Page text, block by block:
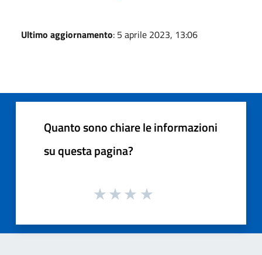
Ultimo aggiornamento: 5 aprile 2023, 13:06
Quanto sono chiare le informazioni
su questa pagina?